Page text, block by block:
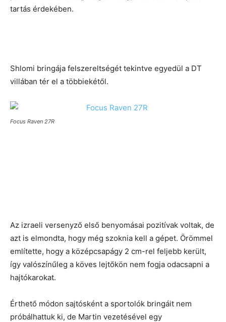
tartás érdekében.
Shlomi bringája felszereltségét tekintve egyedül a DT
villában tér el a többiekétől.
Focus Raven 27R
Az izraeli versenyző első benyomásai pozitívak voltak, de
azt is elmondta, hogy még szoknia kell a gépet. Örömmel
említette, hogy a középcsapágy 2 cm-rel feljebb került,
így valószínűleg a köves lejtőkön nem fogja odacsapni a
hajtókarokat.
Érthető módon sajtósként a sportolók bringáit nem
próbálhattuk ki, de Martin vezetésével egy